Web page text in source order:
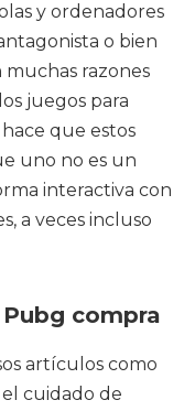
y ordenadores
o bien
razones
juegos para
que estos
uno no es un
interactiva con
a veces incluso
compra
artículos como
cuidado de